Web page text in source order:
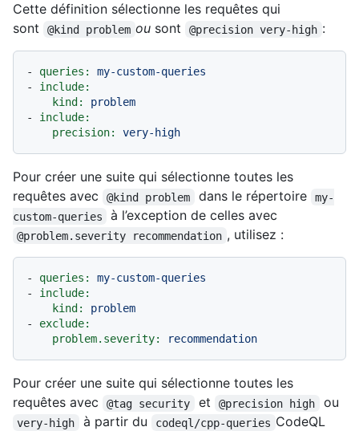
Cette définition sélectionne les requêtes qui
sont
@kind problem ousont @precision very-high :
- queries:
my-custom-queries
-
include:
kind:
problem
-
include:
precision:
very-high
Pour créer une suite qui sélectionne toutes les
requêtes avec
@kind problem dans le répertoire
my-
custom-queries
à l’exception de celles avec
@problem.severity recommendation , utilisez :
- queries:
my-custom-queries
-
include:
kind:
problem
-
exclude:
problem.severity:
recommendation
Pour créer une suite qui sélectionne toutes les
requêtes avec
@tag security et @precision high ou
very-high à partir du codeql/cpp-queries CodeQL